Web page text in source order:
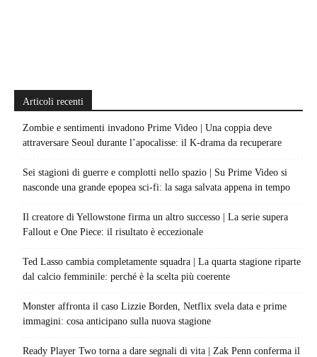
Articoli recenti
Zombie e sentimenti invadono Prime Video | Una coppia deve
attraversare Seoul durante l’apocalisse: il K-drama da recuperare
Sei stagioni di guerre e complotti nello spazio | Su Prime Video si
nasconde una grande epopea sci-fi: la saga salvata appena in tempo
Il creatore di Yellowstone firma un altro successo | La serie supera
Fallout e One Piece: il risultato è eccezionale
Ted Lasso cambia completamente squadra | La quarta stagione riparte
dal calcio femminile: perché è la scelta più coerente
Monster affronta il caso Lizzie Borden, Netflix svela data e prime
immagini: cosa anticipano sulla nuova stagione
Ready Player Two torna a dare segnali di vita | Zak Penn conferma il